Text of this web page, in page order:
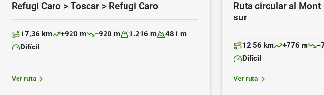
Refugi Caro > Toscar > Refugi Caro
Distancia:
17,36 km
Desnivel positivo:
+920 m
Desnivel negativo:
−920 m
Altitud máxima:
1.216 m
Altitud mínima:
481 m
Dificultad:
Difícil
Ver ruta
Ruta circular al Mont
sur
Distancia:
12,56 km
Desnivel
+776 m
Dificultad:
Difícil
Ver ruta